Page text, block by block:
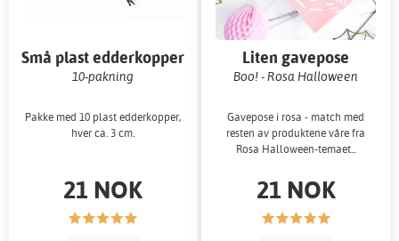
Små plast edderkopper
10-pakning
Pakke med 10 plast edderkopper,
hver ca. 3 cm.
21 NOK
Liten gavepose
Boo! - Rosa Halloween
Gavepose i rosa - match med
resten av produktene våre fra
Rosa Halloween-temaet...
21 NOK